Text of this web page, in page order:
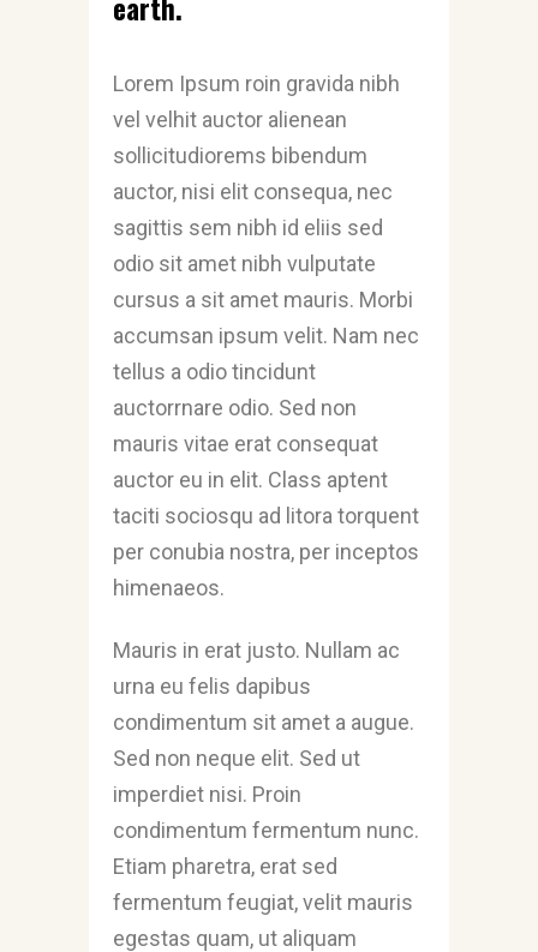
earth.
Lorem Ipsum roin gravida nibh
vel velhit auctor alienean
sollicitudiorems bibendum
auctor, nisi elit consequa, nec
sagittis sem nibh id eliis sed
odio sit amet nibh vulputate
cursus a sit amet mauris. Morbi
accumsan ipsum velit. Nam nec
tellus a odio tincidunt
auctorrnare odio. Sed non
mauris vitae erat consequat
auctor eu in elit. Class aptent
taciti sociosqu ad litora torquent
per conubia nostra, per inceptos
himenaeos.
Mauris in erat justo. Nullam ac
urna eu felis dapibus
condimentum sit amet a augue.
Sed non neque elit. Sed ut
imperdiet nisi. Proin
condimentum fermentum nunc.
Etiam pharetra, erat sed
fermentum feugiat, velit mauris
egestas quam, ut aliquam